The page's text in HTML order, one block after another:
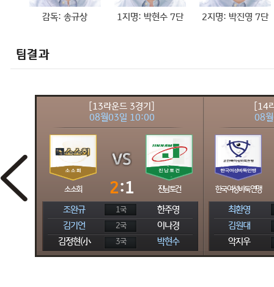
감독: 송규상 1지명: 박현수 7단 2지명: 박진영 7단
팀결과